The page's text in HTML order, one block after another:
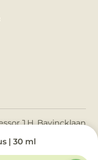
| 30 ml
J.H. Bavincklaan